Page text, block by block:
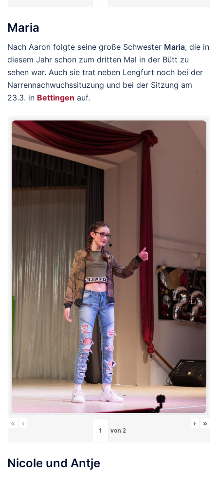
Maria
Nach Aaron folgte seine große Schwester Maria, die in
diesem Jahr schon zum dritten Mal in der Bütt zu
sehen war. Auch sie trat neben Lengfurt noch bei der
Narrennachwuchssituzung und bei der Sitzung am
23.3. in Bettingen auf.
« ‹
von 2
› »
Nicole und Antje